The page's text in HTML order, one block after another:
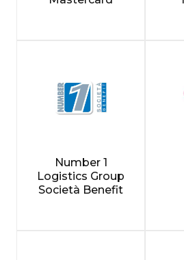
Number 1
Logistics Group
Società Benefit